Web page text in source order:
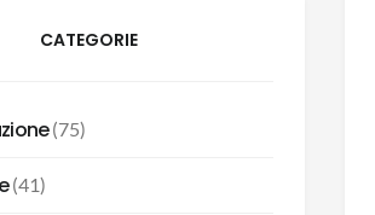
CATEGORIE
(75)
(41)